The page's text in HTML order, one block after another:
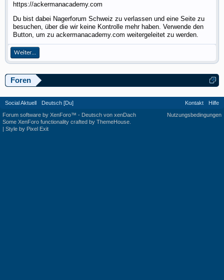
https://ackermanacademy.com
Du bist dabei Nagerforum Schweiz zu verlassen und eine Seite zu
besuchen, über die wir keine Kontrolle mehr haben. Verwende den
Button, um zu ackermanacademy.com weitergeleitet zu werden.
Weiter...
Foren
Social Aktuell Deutsch [Du] Kontakt
Hilfe
Nutzungsbedingungen
Forum software by XenForo™ - Deutsch von xenDach
Some XenForo functionality crafted by ThemeHouse
| Style by Pixel Exit